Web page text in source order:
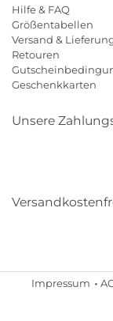
Hilfe & FAQ
Größentabellen
Versand &
Retouren
Geschenkkarten
Unsere
Impressum